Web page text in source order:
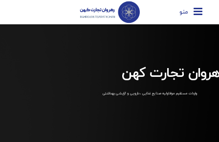
منو
تجارت کهن
واردات مستقیم مواداولیه صنایع غذایی ، دارویی و آرایشی بهداشتی